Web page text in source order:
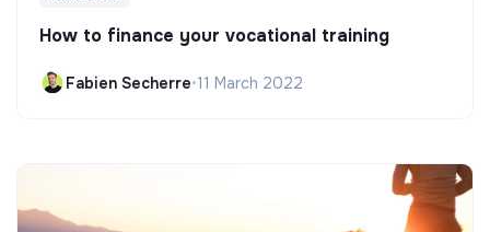
How to finance your vocational training
Fabien Secherre•11 March 2022